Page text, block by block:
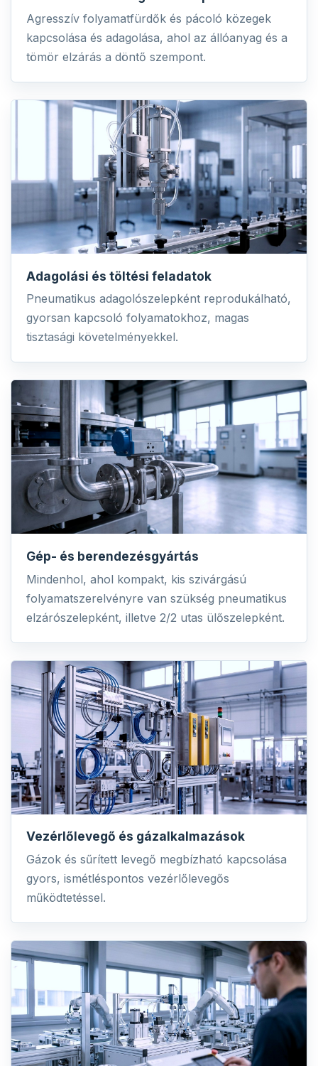
Agresszív folyamatfürdők és pácoló közegek
kapcsolása és adagolása, ahol az állóanyag és a
tömör elzárás a döntő szempont.
Adagolási és töltési feladatok
Pneumatikus adagolószelepként reprodukálható,
gyorsan kapcsoló folyamatokhoz, magas
tisztasági követelményekkel.
Gép- és berendezésgyártás
Mindenhol, ahol kompakt, kis szivárgású
folyamatszerelvényre van szükség pneumatikus
elzárószelepként, illetve 2/2 utas ülőszelepként.
Vezérlőlevegő és gázalkalmazások
Gázok és sűrített levegő megbízható kapcsolása
gyors, ismétléspontos vezérlőlevegős
működtetéssel.